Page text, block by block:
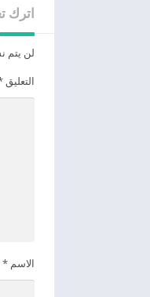
اترك
لن يتم
التعليق
الاسم *